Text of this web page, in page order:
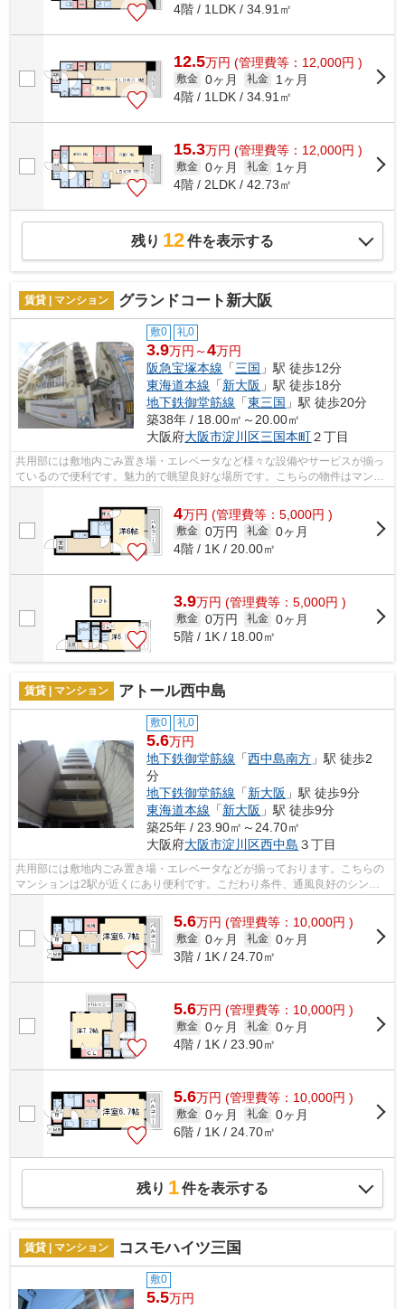
4階 / 1LDK / 34.91㎡
12.5万円 (管理費等：12,000円 )
敷金 0ヶ月 礼金
1ヶ月
4階 / 1LDK / 34.91㎡
15.3万円 (管理費等：12,000円 )
敷金 0ヶ月 礼金
1ヶ月
4階 / 2LDK / 42.73㎡
残り 12件を表示する
賃貸 | マンション グランドコート新大阪
敷0 礼0
3.9万円～4万円
阪急宝塚本線 「三国 」駅 徒歩12分
東海道本線 「新大阪 」駅 徒歩18分
地下鉄御堂筋線 「東三国 」駅 徒歩20分
築38年 / 18.00㎡～20.00㎡
大阪府大阪市淀川区三国本町２丁目
共用部には敷地内ごみ置き場・エレベータなど様々な設備やサービスが揃っ
ているので便利です。魅力的で眺望良好な場所です。こちらの物件はマンシ
4万円 (管理費等：5,000円 )
敷金 0万円 礼金 0ヶ月
4階 / 1K / 20.00㎡
3.9万円 (管理費等：5,000円 )
敷金 0万円 礼金 0ヶ月
5階 / 1K / 18.00㎡
賃貸 | マンション アトール西中島
敷0 礼0
5.6万円
地下鉄御堂筋線 「西中島南方 」駅 徒歩2
分
地下鉄御堂筋線 「新大阪 」駅 徒歩9分
東海道本線 「新大阪 」駅 徒歩9分
築25年 / 23.90㎡～24.70㎡
大阪府大阪市淀川区西中島 ３丁目
共用部には敷地内ごみ置き場・エレベータなどが揃っております。こちらの
マンションは2駅が近くにあり便利です。こだわり条件、通風良好のシンプ
5.6万円 (管理費等：10,000円 )
敷金 0ヶ月 礼金 0ヶ月
3階 / 1K / 24.70㎡
5.6万円 (管理費等：10,000円 )
敷金 0ヶ月 礼金 0ヶ月
4階 / 1K / 23.90㎡
5.6万円 (管理費等：10,000円 )
敷金 0ヶ月 礼金 0ヶ月
6階 / 1K / 24.70㎡
残り 1件を表示する
賃貸 | マンション コスモハイツ三国
敷0
5.5万円